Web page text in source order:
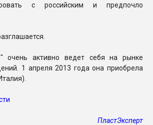
с российским и предпочло
очень активно ведет себя на рынке
1 апреля 2013 года она приобрела
ПластЭксперт